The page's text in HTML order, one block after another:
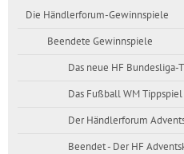
Die Händlerforum-Gewinnspiele
Beendete Gewinnspiele
Das neue HF
Das Fußball WM
Der Händlerforum
Beendet - Der HF